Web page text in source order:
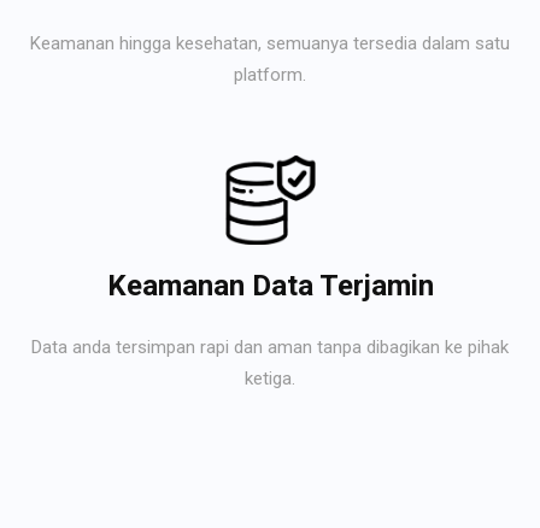
Keamanan hingga kesehatan, semuanya tersedia dalam satu
platform.
Keamanan Data Terjamin
Data anda tersimpan rapi dan aman tanpa dibagikan ke pihak
ketiga.